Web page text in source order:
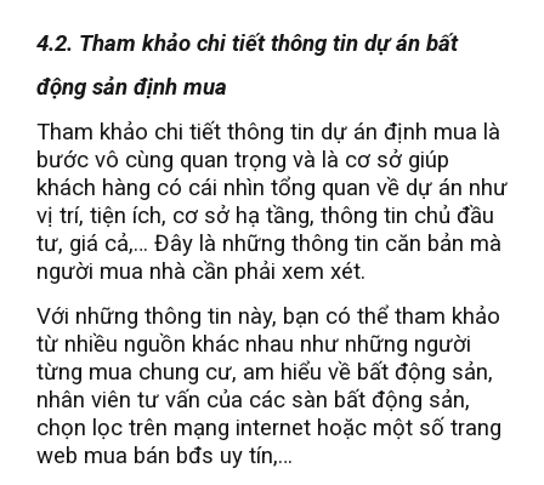
4.2. Tham khảo chi tiết thông tin dự án bất
động sản định mua
Tham khảo chi tiết thông tin dự án định mua là
bước vô cùng quan trọng và là cơ sở giúp
khách hàng có cái nhìn tổng quan về dự án như
vị trí, tiện ích, cơ sở hạ tầng, thông tin chủ đầu
tư, giá cả,… Đây là những thông tin căn bản mà
người mua nhà cần phải xem xét.
Với những thông tin này, bạn có thể tham khảo
từ nhiều nguồn khác nhau như những người
từng mua chung cư, am hiểu về bất động sản,
nhân viên tư vấn của các sàn bất động sản,
chọn lọc trên mạng internet hoặc một số trang
web mua bán bđs uy tín,…